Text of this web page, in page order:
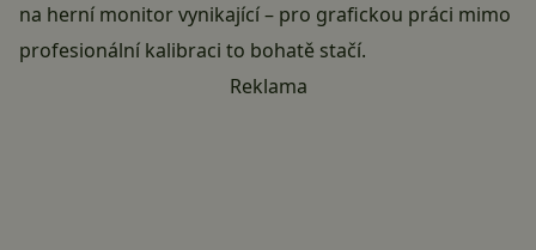
na herní monitor vynikající – pro grafickou práci mimo
profesionální kalibraci to bohatě stačí.
Reklama